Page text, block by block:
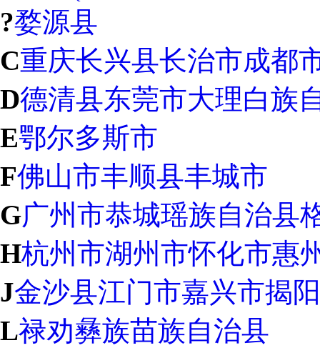
?婺源县
C重庆长兴县长治市成都
D德清县东莞市大理白族
E鄂尔多斯市
F佛山市丰顺县丰城市
G广州市恭城瑶族自治县
H杭州市湖州市怀化市惠
J金沙县江门市嘉兴市揭
L禄劝彝族苗族自治县